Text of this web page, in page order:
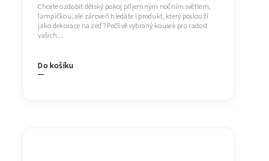
Do košíku
Chcete ozdobit dětský pokoj příjemným nočním světlem,
lampičkou, ale zároveň hledáte i produkt, který poslouží
jako dekorace na zeď ? Pečlivě vybraný kousek pro radost
vašich...